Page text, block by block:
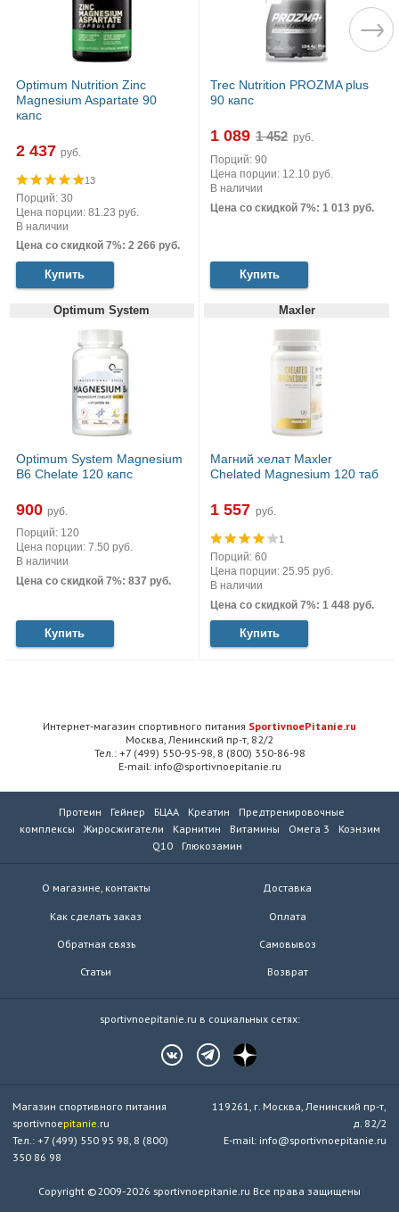
Optimum Nutrition Zinc
Magnesium Aspartate 90
капс
2 437 руб.
13
Порций: 30
Цена порции: 81.23 руб.
В наличии
Цена со скидкой 7%: 2 266 руб.
Купить
Trec Nutrition PROZMA plus
90 капс
1 089
руб.
Порций: 90
Цена порции: 12.10 руб.
В наличии
Цена со скидкой 7%: 1 013 руб.
Купить
Optimum System
Optimum System Magnesium
B6 Chelate 120 капс
900 руб.
Порций: 120
Цена порции: 7.50 руб.
В наличии
Цена со скидкой 7%: 837 руб.
Купить
Maxler
Магний хелат Maxler
Chelated Magnesium 120 таб
1 557 руб.
1
Порций: 60
Цена порции: 25.95 руб.
В наличии
Цена со скидкой 7%: 1 448 руб.
Купить
Интернет-магазин спортивного питания SportivnoePitanie.ru
Москва, Ленинский пр-т, 82/2
Тел.: +7 (499) 550-95-98, 8 (800) 350-86-98
E-mail: info@sportivnoepitanie.ru
Протеин Гейнер БЦАА Креатин
Предтренировочные
комплексы
Жиросжигатели Карнитин Витамины Омега 3
Коэнзим
Q10
Глюкозамин
О магазине, контакты
Как сделать заказ
Обратная связь
Статьи
Доставка
Оплата
Самовывоз
Возврат
sportivnoepitanie.ru в социальных сетях:
Магазин спортивного питания
sportivnoepitanie.ru
Тел.: +7 (499) 550 95 98, 8 (800)
350 86 98
119261, г. Москва, Ленинский пр-т,
д. 82/2
E-mail: info@sportivnoepitanie.ru
Copyright ©2009-2026 sportivnoepitanie.ru Все права защищены